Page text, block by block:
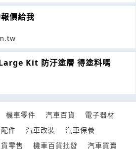
價給我
Kit 防汙塗層 得塗料嗎
機車零件 汽車百貨
電子器材
件 汽車改裝
汽車保養
零售 機車百貨批發
汽車買賣